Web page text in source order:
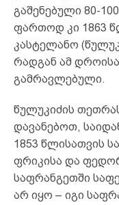
გაშენებული 80-
ფართოდ კი 1863
კასტელანო
რადგან ამ
გამრავლებული.
წულუკიძის
დავანებოთ,
1853 წლისათვის
ფრიკისა და
საფრანგეთში
არ იყო – იგი